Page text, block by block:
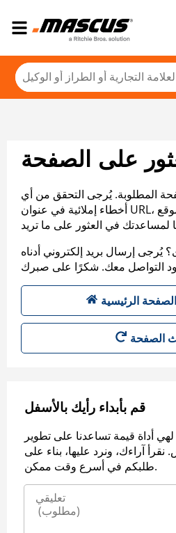
على الصفحة
المطلوبة. يُرجى التحقق من أي
أخطاء إملائية في عنوان URL، أو عرض خريطة الموقع
إرسال بريد إلكتروني أدناه
الرئيسية
قم بأبداء رأيك بالأسفل
أداة قيمة تساعدنا على تطوير
آراءك، ونرد عليها، بناء على
طلبكم في أسرع وقت ممكن.